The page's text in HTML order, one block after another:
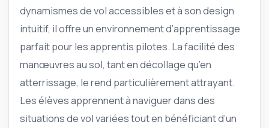
dynamismes de vol accessibles et à son design
intuitif, il offre un environnement d’apprentissage
parfait pour les apprentis pilotes. La facilité des
manœuvres au sol, tant en décollage qu’en
atterrissage, le rend particulièrement attrayant.
Les élèves apprennent à naviguer dans des
situations de vol variées tout en bénéficiant d’un